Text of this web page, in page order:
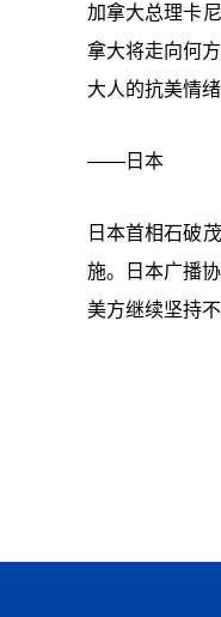
加拿大总理卡
拿大将走向何
大人的抗美情
——日本
日本首相石破
施。日本广播
美方继续坚持